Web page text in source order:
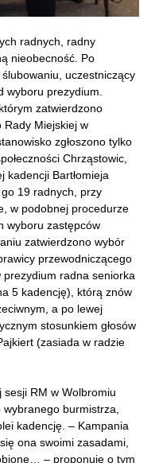
radnych, radny
nieobecność. Po
uczestniczący
wyboru prezydium.
zatwierdzono
Rady Miejskiej w
zgłoszono tylko
Chrząstowic,
kadencji Bartłomieja
go 19 radnych, przy
w podobnej procedurze
wyboru zastępców
zatwierdzono wybór
przewodniczącego
prezydium radna seniorka
5 kadencję), którą znów
a po lewej
stosunkiem głosów
(zasiada w radzie
RM w Wolbromiu
wybranego burmistrza,
kadencję. – Kampania
ona swoimi zasadami,
– proponuję o tym